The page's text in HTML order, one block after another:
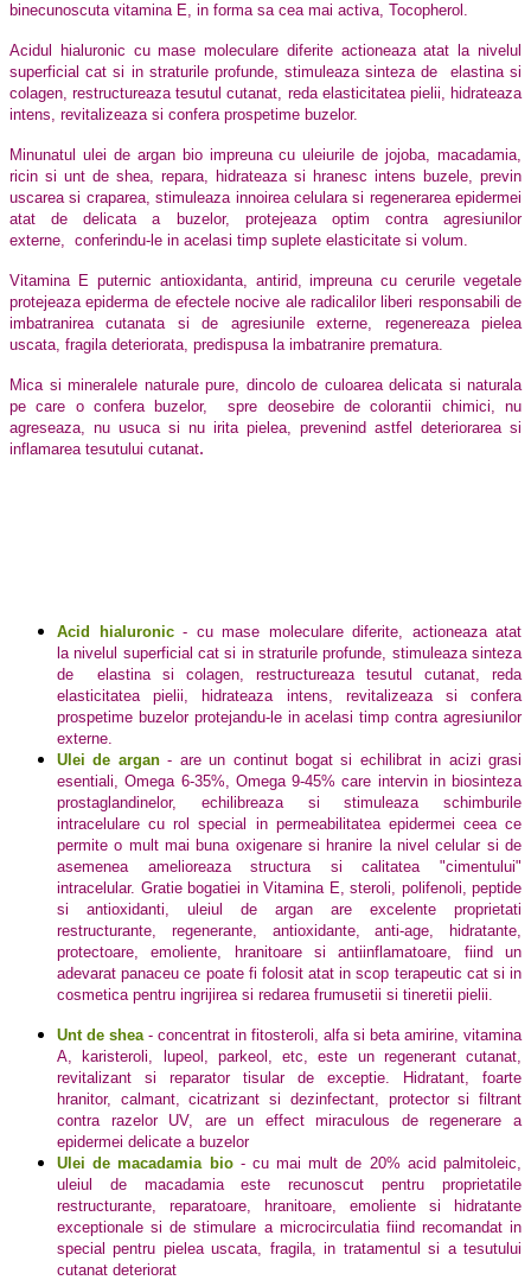
binecunoscuta vitamina E, in forma sa cea mai activa, Tocopherol.
Acidul hialuronic cu mase moleculare diferite actioneaza atat lanivelul
superficial cat si in straturile profunde, stimuleaza sinteza de elastina si
colagen, restructureaza tesutul cutanat, reda elasticitatea pielii, hidrateaza
intens, revitalizeaza si confera prospetime buzelor.
Minunatul ulei de argan bio impreuna cu uleiurile de jojoba, macadamia,
ricin si unt de shea, repara, hidrateaza si hranesc intens buzele, previn
uscarea si craparea, stimuleaza innoirea celulara si regenerarea epidermei
atat de delicata a buzelor, protejeaza optim contra agresiunilor
externe, conferindu-le in acelasi timp suplete elasticitate si volum.
Vitamina E puternic antioxidanta, antirid, impreuna cu cerurile vegetale
protejeaza epiderma de efectele nocive ale radicalilor liberi responsabili de
imbatranirea cutanata si de agresiunile externe, regenereaza pielea
uscata, fragila deteriorata, predispusa la imbatranire prematura.
Mica si mineralele naturale pure, dincolo de culoarea delicata si naturala
pe care o confera buzelor, spre deosebire de colorantii chimici, nu
agreseaza, nu usuca si nu irita pielea, prevenind astfel deteriorarea si
inflamarea tesutului cutanat.
Acid hialuronic- cu mase moleculare diferite, actioneaza atat
lanivelul superficial cat si in straturile profunde, stimuleaza sinteza
de elastina si colagen, restructureaza tesutul cutanat, reda
elasticitatea pielii, hidrateaza intens, revitalizeaza si confera
prospetime buzelor protejandu-le in acelasi timp contra agresiunilor
externe.
Ulei de argan- are un continut bogat si echilibrat in acizi grasi
esentiali, Omega 6-35%, Omega 9-45% care intervin in biosinteza
prostaglandinelor, echilibreaza si stimuleaza schimburile
intracelulare cu rol special in permeabilitatea epidermei ceea ce
permite o mult mai buna oxigenare si hranire la nivel celular si de
asemenea amelioreaza structura si calitatea "cimentului"
intracelular. Gratie bogatiei in Vitamina E, steroli, polifenoli, peptide
si antioxidanti, uleiul de argan are excelente proprietati
restructurante, regenerante, antioxidante, anti-age, hidratante,
protectoare, emoliente, hranitoare si antiinflamatoare, fiind un
adevarat panaceu ce poate fi folosit atat in scop terapeutic cat si in
cosmetica pentru ingrijirea si redarea frumusetii si tineretii pielii.
Unt de shea- concentrat in fitosteroli, alfa si beta amirine, vitamina
A, karisteroli, lupeol, parkeol, etc, este un regenerant cutanat,
revitalizant si reparator tisular de exceptie. Hidratant, foarte
hranitor, calmant, cicatrizant si dezinfectant, protector si filtrant
contra razelor UV, are un effect miraculous de regenerare a
epidermei delicate a buzelor
Ulei de macadamia bio- cu mai mult de 20% acid palmitoleic,
uleiul de macadamia este recunoscut pentru proprietatile
restructurante, reparatoare, hranitoare, emoliente si hidratante
exceptionale si de stimulare a microcirculatia fiind recomandat in
special pentru pielea uscata, fragila, in tratamentul si a tesutului
cutanat deteriorat